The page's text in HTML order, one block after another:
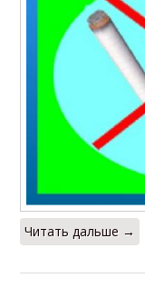
Читать дальше →